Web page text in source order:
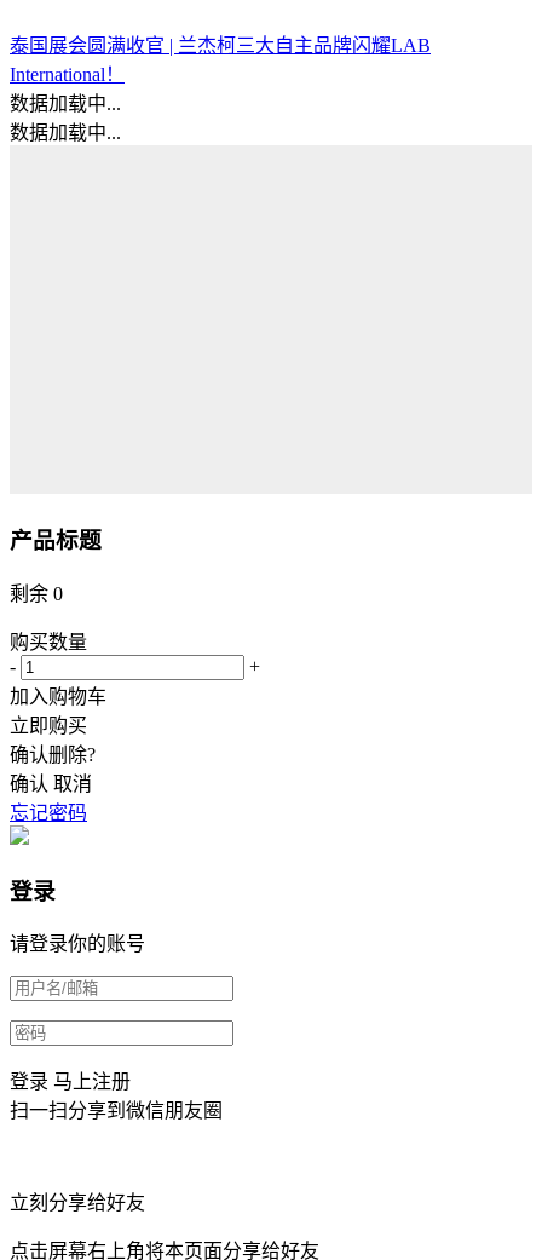
泰国展会圆满收官 | 兰杰柯三大自主品牌闪耀LAB
International！
数据加载中...
数据加载中...
产品标题
剩余 0
购买数量
-
+
加入购物车
立即购买
确认删除?
确认 取消
忘记密码
登录
请登录你的账号
登录 马上注册
扫一扫分享到微信朋友圈
立刻分享给好友
点击屏幕右上角将本页面分享给好友